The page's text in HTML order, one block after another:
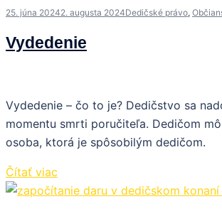
25. júna 20242. augusta 2024Dedičské právo,
Vydedenie
Vydedenie – čo to je? Dedičstvo sa
momentu smrti poručiteľa. Dedičom
osoba, ktorá je spôsobilým dedičom.
Čítať viac